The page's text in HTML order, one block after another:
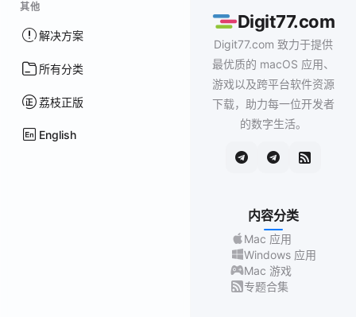
其他
解决方案
所有分类
荔枝正版
English
Digit77.com
Digit77.com 致力于提供
最优质的 macOS 应用、
游戏以及跨平台软件资源
下载，助力每一位开发者
的数字生活。
内容分类
Mac 应用
Windows 应用
Mac 游戏
专题合集